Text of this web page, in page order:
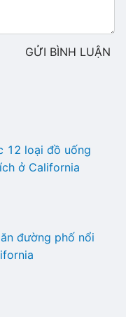
GỬI BÌNH LUẬN
12 loại đồ uống
ở California
đường phố nổi